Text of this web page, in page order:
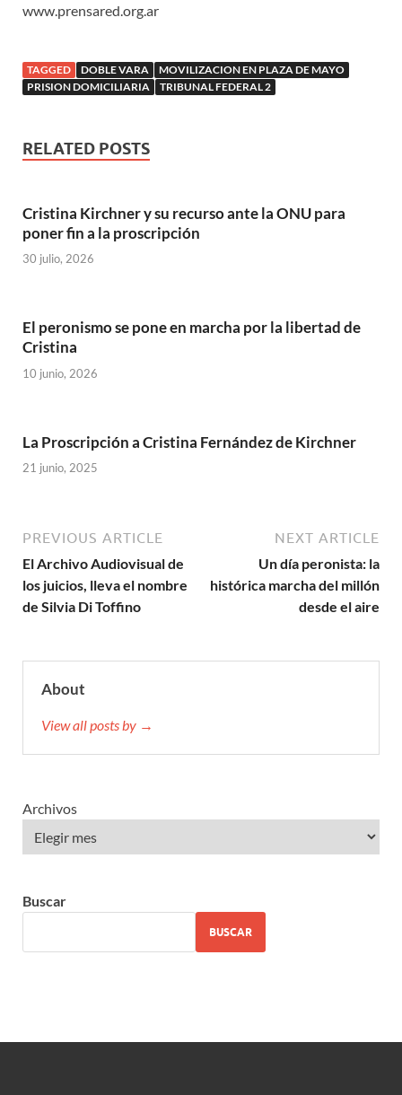
www.prensared.org.ar
TAGGED DOBLE VARA
MOVILIZACION EN PLAZA DE MAYO
PRISION DOMICILIARIA
TRIBUNAL FEDERAL 2
RELATED POSTS
Cristina Kirchner y su recurso ante la ONU para
poner fin a la proscripción
30 julio, 2026
El peronismo se pone en marcha por la libertad de
Cristina
10 junio, 2026
La Proscripción a Cristina Fernández de Kirchner
21 junio, 2025
PREVIOUS ARTICLE
El Archivo Audiovisual de
los juicios, lleva el nombre
de Silvia Di Toffino
NEXT ARTICLE
Un día peronista: la
histórica marcha del millón
desde el aire
About
View all posts by →
Archivos
Buscar
BUSCAR